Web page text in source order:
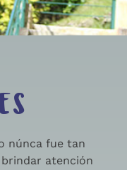
núnca fue tan
atención